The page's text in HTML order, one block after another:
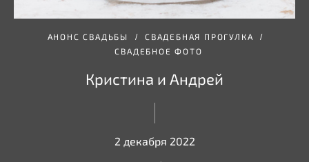
АНОНС СВАДЬБЫ
СВАДЕБНАЯ ПРОГУЛКА
СВАДЕБНОЕ ФОТО
Кристина и Андрей
2 декабря 2022